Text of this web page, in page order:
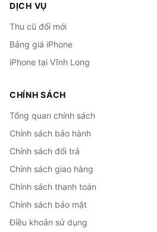
DỊCH VỤ
Thu cũ đổi mới
Bảng giá iPhone
iPhone tại Vĩnh Long
CHÍNH SÁCH
Tổng quan chính sách
Chính sách bảo hành
Chính sách đổi trả
Chính sách giao hàng
Chính sách thanh toán
Chính sách bảo mật
Điều khoản sử dụng